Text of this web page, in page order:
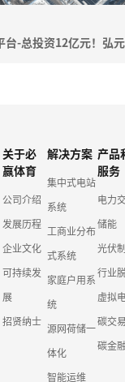
-总投资12亿元！弘
关于必
赢体育
公司介绍
发展历程
企业文化
可持续发
展
招贤纳士
解决方案
集中式电站
系统
工商业分布
式系统
家庭户用系
统
源网荷储一
体化
智能运维
产品
服务
电力
储能
光伏
行业
虚拟
碳交
碳金融